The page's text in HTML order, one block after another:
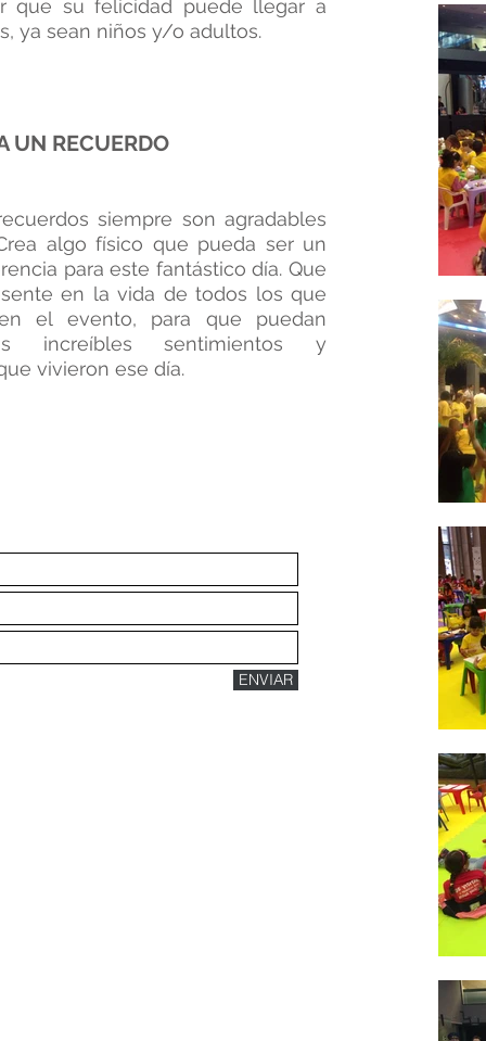
ENVIAR
UN RECUERDO
que su felicidad puede llegar a
ya sean niños y/o adultos.
siempre son agradables
algo físico que pueda ser un
para este fantástico día. Que
en la vida de todos los que
el evento, para que puedan
increíbles sentimientos y
vivieron ese día.